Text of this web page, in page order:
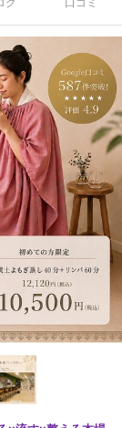
グ 口コミ